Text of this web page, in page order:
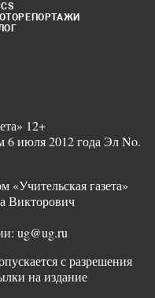
12+
6 июля 2012 года Эл No.
газета»
Викторович
ug@ug.ru
с разрешения
на издание